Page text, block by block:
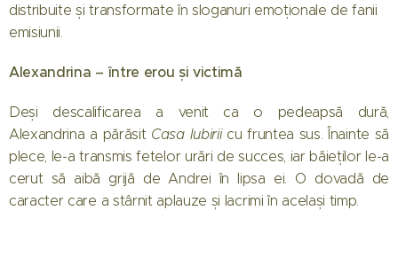
distribuite și transformate în sloganuri emoționale de fanii
emisiunii.
Alexandrina – între erou și victimă
Deși descalificarea a venit ca o pedeapsă dură,
Alexandrina a părăsit Casa Iubiriicu fruntea sus. Înainte să
plece, le-a transmis fetelor urări de succes, iar băieților le-a
cerut să aibă grijă de Andrei în lipsa ei. O dovadă de
caracter care a stârnit aplauze și lacrimi în același timp.